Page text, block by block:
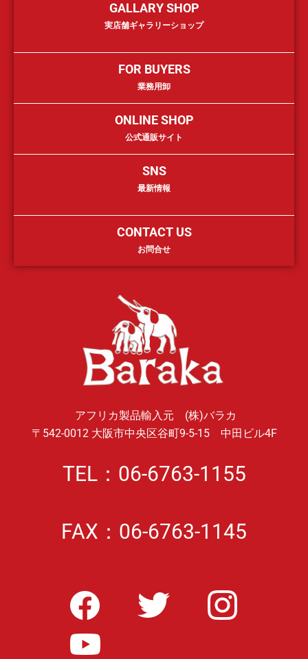
GALLARY SHOP
実店舗ギャラリーショップ
FOR BUYERS
業務用卸
ONLINE SHOP
公式通販サイト
SNS
最新情報
CONTACT US
お問合せ
アフリカ製品輸入元 (株)バラカ
〒542-0012 大阪市中央区谷町9-5-15 中田ビル4F
TEL：06-6763-1155
FAX：06-6763-1145